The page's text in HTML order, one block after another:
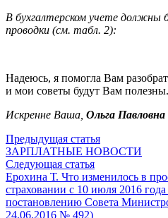
В бухгалтерском учете должны
проводки (см. табл. 2):
Надеюсь, я помогла Вам
и мои советы будут Вам полезны.
Искренне Ваша, Ольга Павловна
Предыдущая статья
ЗАРПЛАТНЫЕ НОВОСТИ
Следующая статья
Ерохина Т. Что изменилось в
страховании с 10 июля 2016
постановлению Совета
24.06.2016 № 492)